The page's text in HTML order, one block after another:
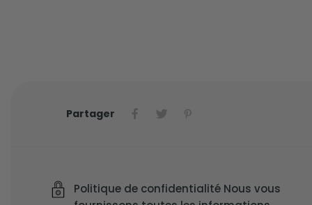
Partager
Politique de confidentialité Nous vous